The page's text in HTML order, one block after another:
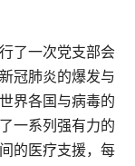
了一次党支部会
冠肺炎的爆发与
界各国与病毒的
一系列强有力的
的医疗支援，每